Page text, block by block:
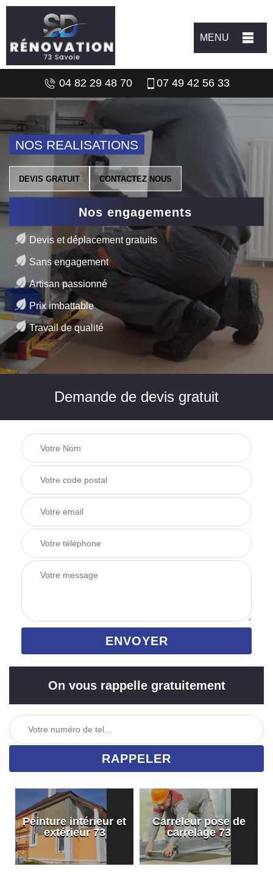
MENU
04 82 29 48 70 07 49 42 56 33
NOS REALISATIONS
DEVIS GRATUIT CONTACTEZ NOUS
Nos engagements
Devis et déplacement gratuits
Sans engagement
Artisan passionné
Prix imbattable
Travail de qualité
Demande de devis gratuit
On vous rappelle gratuitement
Peinture intérieur et
extérieur 73
Carreleur pose de
carrelage 73